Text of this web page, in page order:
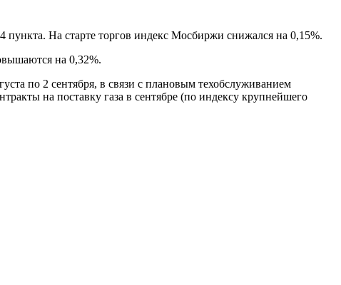
На старте торгов индекс Мосбиржи снижался на 0,15%.
на 0,32%.
по 2 сентября, в связи с плановым техобслуживанием
на поставку газа в сентябре (по индексу крупнейшего